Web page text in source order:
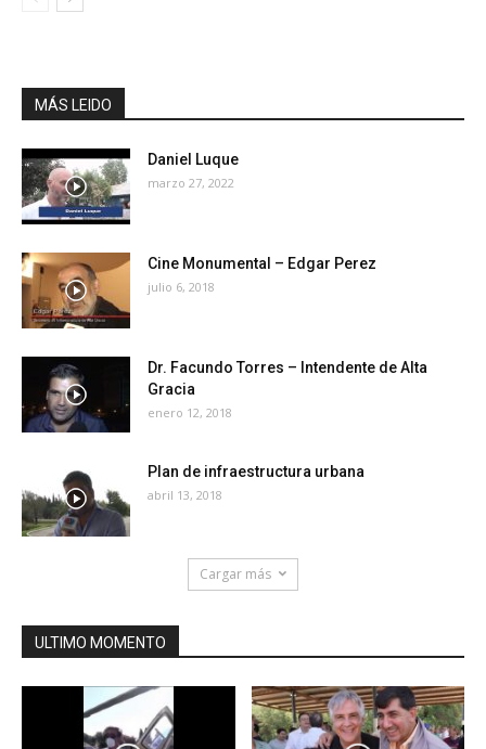
MÁS LEIDO
Daniel Luque
marzo 27, 2022
Cine Monumental – Edgar Perez
julio 6, 2018
Dr. Facundo Torres – Intendente de Alta
Gracia
enero 12, 2018
Plan de infraestructura urbana
abril 13, 2018
Cargar más
ULTIMO MOMENTO